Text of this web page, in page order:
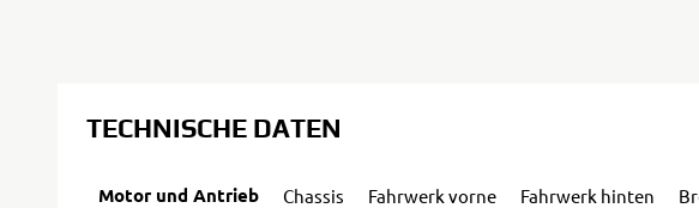
TECHNISCHE DATEN
Motor und Antrieb Chassis Fahrwerk vorne Fahrwerk hinten